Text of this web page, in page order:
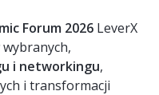
Forum 2026 LeverX
i networkingu,
i transformacji